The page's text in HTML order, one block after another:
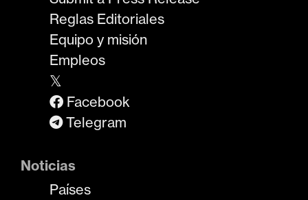
Reglas Editoriales
Equipo y misión
Empleos
𝕏
Facebook
Telegram
Noticias
Países